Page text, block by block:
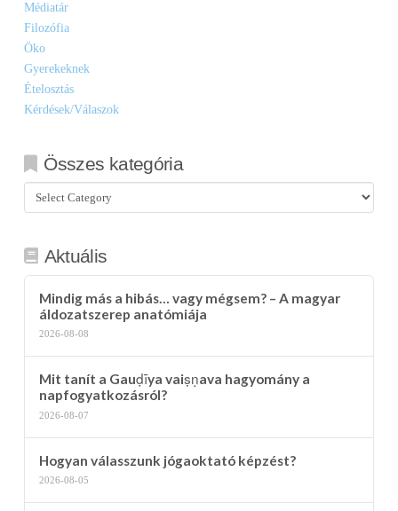
Médiatár
Filozófia
Öko
Gyerekeknek
Ételosztás
Kérdések/Válaszok
Összes kategória
Összes
kategória
Aktuális
Mindig más a hibás… vagy mégsem? – A magyar
áldozatszerep anatómiája
2026-08-08
Mit tanít a Gauḍīya vaiṣṇava hagyomány a
napfogyatkozásról?
2026-08-07
Hogyan válasszunk jógaoktató képzést?
2026-08-05